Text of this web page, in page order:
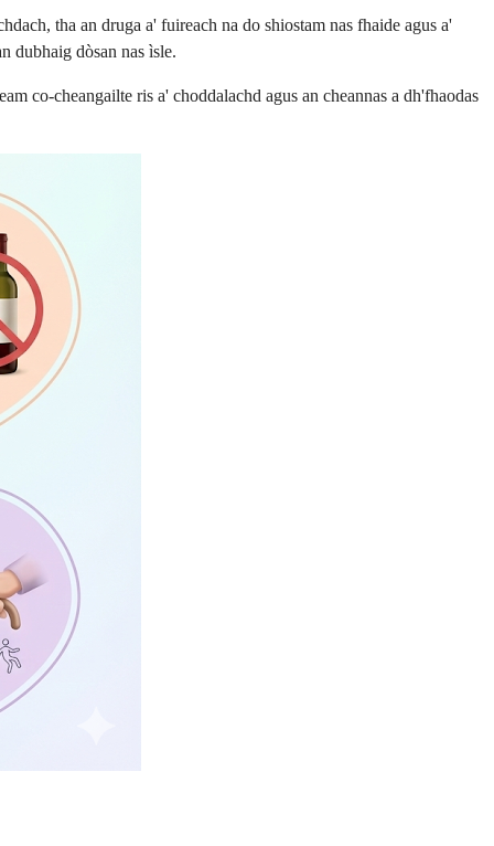
tha an druga a' fuireach na do shiostam nas fhaide agus a'
dubhaig dòsan nas ìsle.
co-cheangailte ris a' choddalachd agus an cheannas a dh'fhaodas